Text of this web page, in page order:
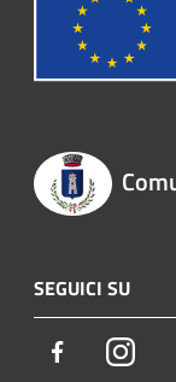
SEGUICI SU
Facebook